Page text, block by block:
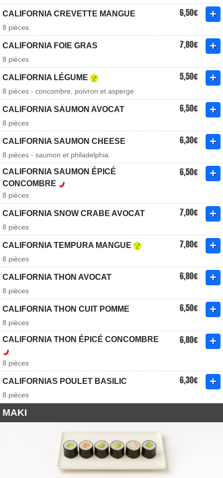
CALIFORNIA CREVETTE MANGUE 6,50€
8 pièces
CALIFORNIA FOIE GRAS 7,80€
8 pièces
CALIFORNIA LÉGUME 5,50€
8 pièces - concombre, poivron et asperge
CALIFORNIA SAUMON AVOCAT 6,50€
8 pièces
CALIFORNIA SAUMON CHEESE 6,30€
8 pièces - saumon et philadelphia
CALIFORNIA SAUMON ÉPICÉ
CONCOMBRE
6,50€
8 pièces
CALIFORNIA SNOW CRABE AVOCAT 7,00€
8 pièces
CALIFORNIA TEMPURA MANGUE 7,80€
8 pièces
CALIFORNIA THON AVOCAT 6,80€
8 pièces
CALIFORNIA THON CUIT POMME 6,50€
8 pièces
CALIFORNIA THON ÉPICÉ CONCOMBRE 6,80€
8 pièces
CALIFORNIAS POULET BASILIC 6,30€
8 pièces
MAKI